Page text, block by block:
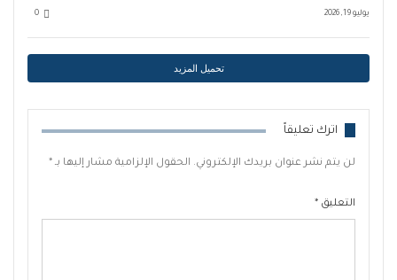
الازدهار السياحي والانفتاح التدريجي على المحيطين
يوليو 19, 2026 0
تحميل المزيد
اترك تعليقاً
لن يتم نشر عنوان بريدك الإلكتروني. الحقول الإلزامية مشار إليها بـ *
التعليق *